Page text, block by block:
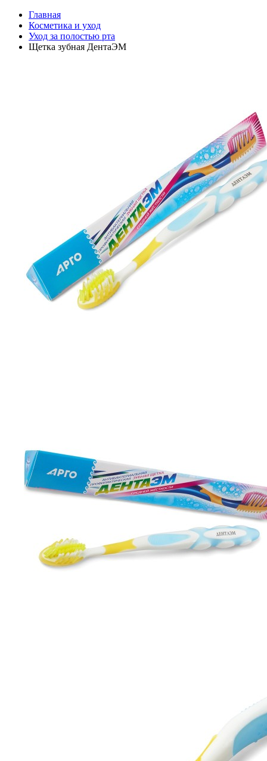
Главная
Косметика и уход
Уход за полостью рта
Щетка зубная ДентаЭМ